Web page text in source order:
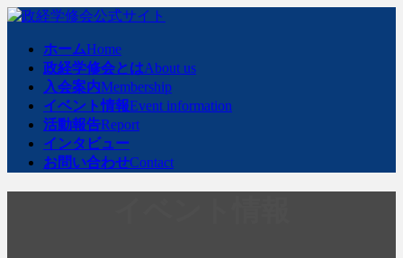
コ
ナ
ホームHome
政経学修会とはAbout us
入会案内Membership
イベント情報Event information
活動報告Report
インタビュー
お問い合わせContact